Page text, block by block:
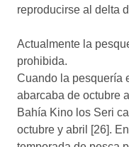
reproducirse al delta
Actualmente la
prohibida.
Cuando la pesquería
abarcaba de octubre
Bahía Kino los Seri
octubre y abril [26].